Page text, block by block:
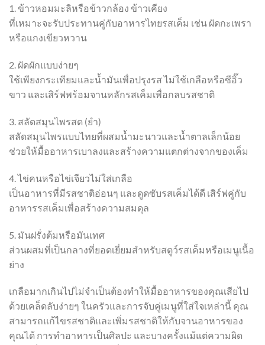
1. ข้าวหอมมะลิหรือข้าวกล้อง ข้าวเคียง
ที่เหมาะจะรับประทานคู่กับอาหารไทยรสเค็ม เช่น ผัดกะเพรา
หรือแกงเขียวหวาน
2. ผัดผักแบบง่ายๆ
ใช้เพียงกระเทียมและน้ำมันเพื่อปรุงรส ไม่ใช้เกลือหรือซีอิ๊ว
ขาว และเสิร์ฟพร้อมจานหลักรสเค็มเพื่อกลบรสชาติ
3. สลัดสมุนไพรสด (ยำ)
สลัดสมุนไพรแบบไทยที่ผสมน้ำมะนาวและน้ำตาลเล็กน้อย
ช่วยให้มื้ออาหารเบาลงและสร้างความแตกต่างจากของเค็ม
4. ไข่คนหรือไข่เจียวไม่ใส่เกลือ
เป็นอาหารที่มีรสชาติอ่อนๆ และดูดซับรสเค็มได้ดี เสิร์ฟคู่กับ
อาหารรสเค็มเพื่อสร้างความสมดุล
5. มันฝรั่งต้มหรือมันเทศ
ส่วนผสมที่เป็นกลางที่ยอดเยี่ยมสำหรับสตูว์รสเค็มหรือเมนูเนื้อ
ย่าง
เกลือมากเกินไปไม่จำเป็นต้องทำให้มื้ออาหารของคุณเสียไป
ด้วยเคล็ดลับง่ายๆ ในครัวและการจับคู่เมนูที่ใส่ใจเหล่านี้ คุณ
สามารถแก้ไขรสชาติและเพิ่มรสชาติให้กับจานอาหารของ
คุณได้ การทำอาหารเป็นศิลปะ และบางครั้งแม้แต่ความผิด